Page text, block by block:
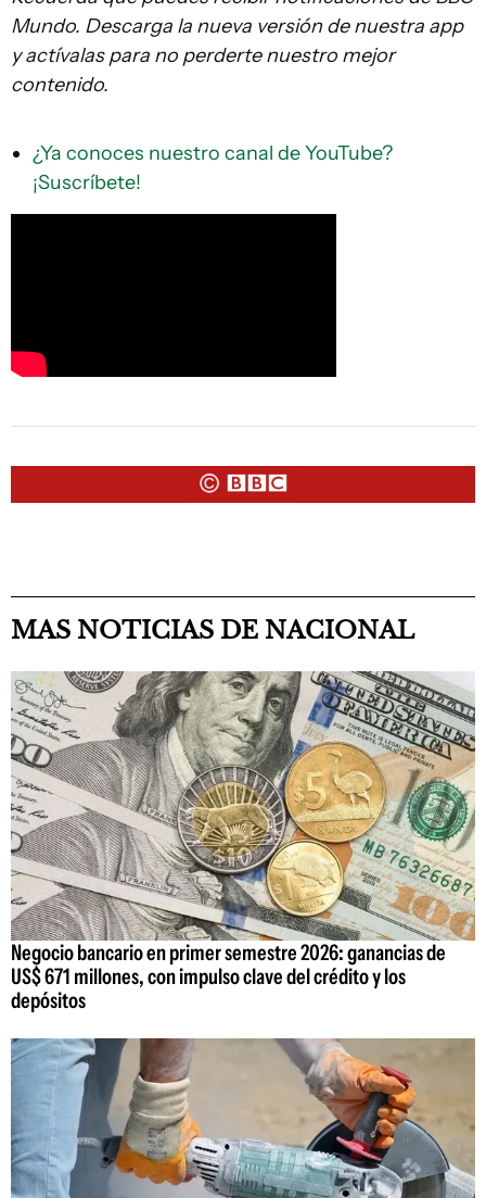
Mundo. Descarga la nueva versión de nuestra app
y actívalas para no perderte nuestro mejor
contenido.
¿Ya conoces nuestro canal de YouTube?
¡Suscríbete!
MAS NOTICIAS DE NACIONAL
Negocio bancario en primer semestre 2026: ganancias de
US$ 671 millones, con impulso clave del crédito y los
depósitos